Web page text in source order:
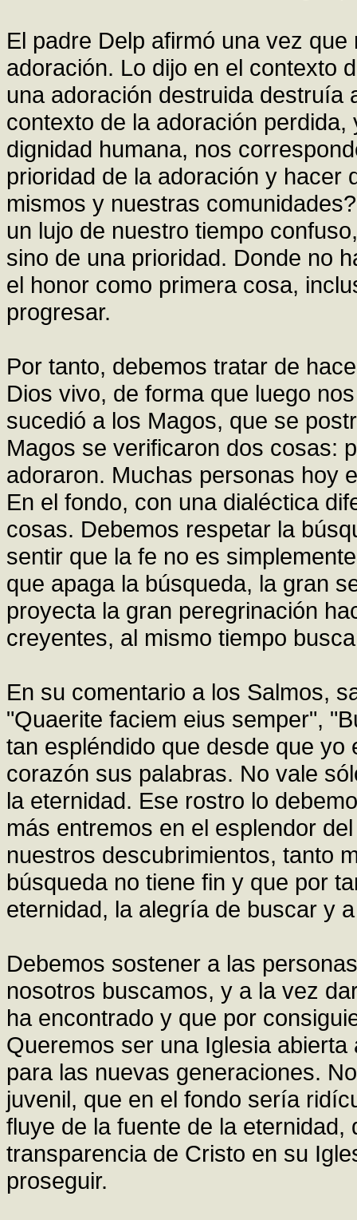
El padre Delp afirmó una vez
adoración. Lo dijo en el contexto
una adoración destruida destruía
contexto de la adoración
dignidad humana, nos
prioridad de la adoración y hacer
mismos y nuestras
un lujo de nuestro tiempo
sino de una prioridad. Donde no
el honor como primera cosa,
progresar.
Por tanto, debemos tratar de
Dios vivo, de forma que luego
sucedió a los Magos, que se
Magos se verificaron dos cosas:
adoraron. Muchas personas hoy
En el fondo, con una dialéctica
cosas. Debemos respetar la
sentir que la fe no es
que apaga la búsqueda, la gran
proyecta la gran peregrinación
creyentes, al mismo tiempo
En su comentario a los Salmos,
"Quaerite faciem eius semper",
tan espléndido que desde que
corazón sus palabras. No vale
la eternidad. Ese rostro lo
más entremos en el esplendor
nuestros descubrimientos, tanto
búsqueda no tiene fin y que por
eternidad, la alegría de buscar y
Debemos sostener a las
nosotros buscamos, y a la vez
ha encontrado y que por
Queremos ser una Iglesia
para las nuevas generaciones.
juvenil, que en el fondo sería
fluye de la fuente de la
transparencia de Cristo en su
proseguir.